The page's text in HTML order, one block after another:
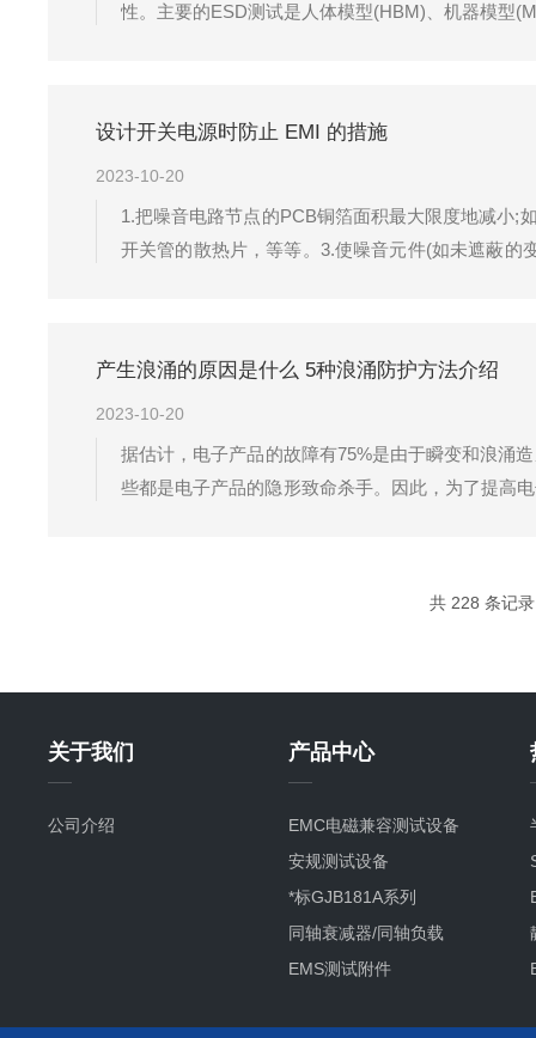
性。主要的ESD测试是人体模型(HBM)、机器模型
设计开关电源时防止 EMI 的措施
2023-10-20
1.把噪音电路节点的PCB铜箔面积最大限度地减小;
开关管的散热片，等等。3.使噪音元件(如未遮蔽的
产生浪涌的原因是什么 5种浪涌防护方法介绍
2023-10-20
据估计，电子产品的故障有75%是由于瞬变和浪涌
些都是电子产品的隐形致命杀手。因此，为了提高
共 228 条记
关于我们
公司介绍
产品中心
EMC电磁兼容测试设备
安规测试设备
*标GJB181A系列
同轴衰减器/同轴负载
EMS测试附件